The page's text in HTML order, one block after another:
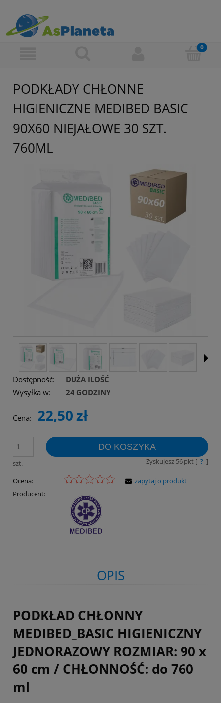
PODKŁADY CHŁONNE
HIGIENICZNE MEDIBED BASIC
90X60 NIEJAŁOWE 30 SZT.
760ML
Dostępność:
DUŻA ILOŚĆ
Wysyłka w:
24 GODZINY
Cena: 22,50 zł
szt.
DO KOSZYKA
Zyskujesz 56pkt [ ? ]
Ocena:
Producent:
zapytaj o produkt
OPIS
PODKŁAD CHŁONNY
MEDIBED_BASIC HIGIENICZNY
JEDNORAZOWY ROZMIAR: 90 x
60 cm / CHŁONNOŚĆ: do 760
ml